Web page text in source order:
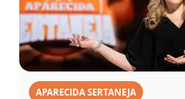
APARECIDA SERTANEJA